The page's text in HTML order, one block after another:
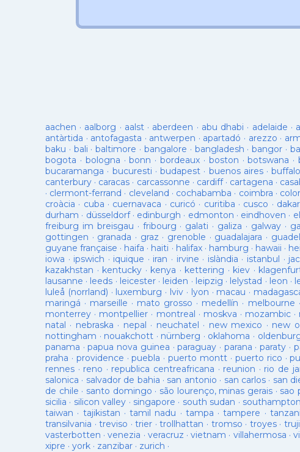
aachen · aalborg · aalst· aberdeen · abu dhabi · adelaide ·
antàrtida · antofagasta · antwerpen · apartadó · arezzo ·
baku · bali ·baltimore · bangalore · bangladesh ·bangor ·
bogota · bologna ·bonn ·bordeaux · boston ·botswana ·
bucaramanga · bucuresti · budapest · buenos aires·buffalo
canterbury · caracas · carcassonne · cardiff· cartagena ·
· clermont-ferrand · cleveland · cochabamba · coimbra ·
croàcia · cuba · cuernavaca · curicó · curitiba · cusco · dakar
durham · düsseldorf· edinburgh · edmonton · eindhoven ·
freiburg im breisgau · fribourg · galati · galiza · galway·
gottingen · granada · graz · grenoble · guadalajara ·
guyane française · haifa · haiti · halifax· hamburg · hawaii ·
iowa · ipswich · iquique · iran · irvine · islàndia · istanbul ·
kazakhstan · kentucky · kenya · kettering · kiev ·
lausanne · leeds · leicester· leiden · leipzig · lelystad · leon ·
luleå (norrland) · luxemburg · lviv · lyon · macau ·
maringá · marseille · mato grosso · medellín · melbourne ·
monterrey · montpellier · montreal · moskva · mozambic ·
natal · nebraska · nepal · neuchatel · new mexico · new
nottingham · nouakchott · nürnberg · oklahoma ·
panama ·papua nova guinea ·paraguay · parana ·paraty ·
praha · providence ·puebla ·puerto montt · puerto rico ·
rennes · reno · republica centreafricana · reunion · rio de
salonica · salvador de bahia · san antonio · san carlos · san
de chile · santo domingo · são lourenço, minas gerais· sao
sicilia · silicon valley · singapore · south sudan · southampton
taiwan · tajikistan ·tamil nadu · tampa ·tampere ·
transilvania ·treviso ·trier ·trollhattan · tromso · troyes·
vasterbotten ·venezia · veracruz ·vietnam · villahermosa ·
xipre · york · zanzibar · zurich ·